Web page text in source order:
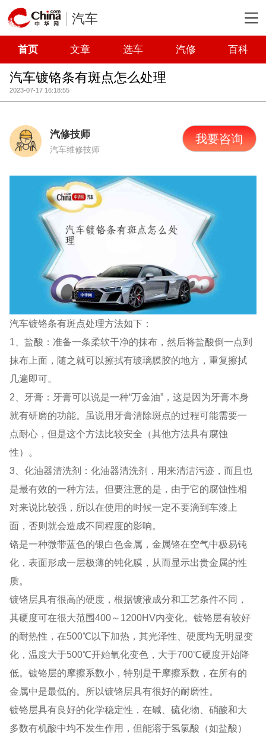
汽车
首页 文章 选车 汽修 百科
汽车镀铬条有斑点怎么处理
2023-07-17 16:18:55
汽修技师
汽车维修技师
我要咨询
汽车镀铬条有斑点处理方法如下：
1、盐酸：准备一条柔软干净的抹布，然后将盐酸倒一点到
抹布上面，随之就可以擦拭有玻璃膜胶的地方，重复擦拭
几遍即可。
2、牙膏：牙膏可以说是一种“万金油”，这是因为牙膏本身
就有研磨的功能。虽说用牙膏清除斑点的过程可能需要一
点耐心，但是这个方法比较安全（其他方法具有腐蚀
性）。
3、化油器清洗剂：化油器清洗剂，用来清洁污迹，而且也
是最有效的一种方法。但要注意的是，由于它的腐蚀性相
对来说比较强，所以在使用的时候一定不要滴到车漆上
面，否则就会造成不同程度的影响。
铬是一种微带蓝色的银白色金属，金属铬在空气中极易钝
化，表面形成一层极薄的钝化膜，从而显示出贵金属的性
质。
镀铬层具有很高的硬度，根据镀液成分和工艺条件不同，
其硬度可在很大范围400～1200HV内变化。镀铬层有较好
的耐热性，在500℃以下加热，其光泽性、硬度均无明显变
化，温度大于500℃开始氧化变色，大于700℃硬度开始降
低。镀铬层的摩擦系数小，特别是干摩擦系数，在所有的
金属中是最低的。所以镀铬层具有很好的耐磨性。
镀铬层具有良好的化学稳定性，在碱、硫化物、硝酸和大
多数有机酸中均不发生作用，但能溶于氢氯酸（如盐酸）